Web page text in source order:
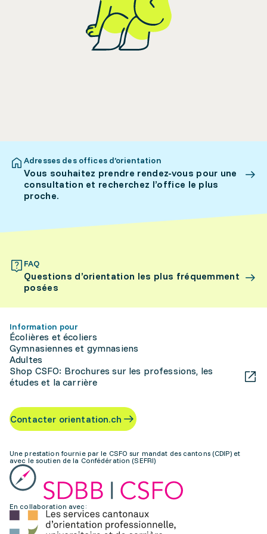
Adresses des offices d’orientation
Vous souhaitez prendre rendez-vous pour une
consultation et recherchez l’office le plus
proche.
FAQ
Questions d’orientation les plus fréquemment
posées
Information pour
Écolières et écoliers
Gymnasiennes et gymnasiens
Adultes
Shop CSFO: Brochures sur les professions, les
études et la carrière
Contacter orientation.ch
Une prestation fournie par le CSFO sur mandat des cantons (CDIP) et
avec le soutien de la Confédération (SEFRI)
En collaboration avec: